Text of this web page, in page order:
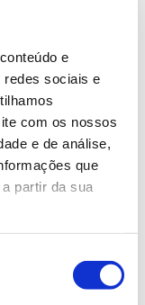
e
redes sociais e
com os nossos
e de análise,
que
partir da sua
(Pinus
eleva a mais
sugere, fica
relíquia do
Está
Público” do
589).
30 metros de